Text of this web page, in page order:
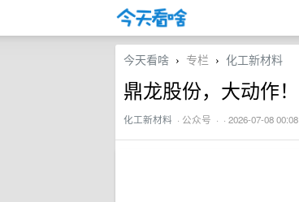
今天看啥 › 专栏 › 化工新材料
鼎龙股份，大动作！
化工新材料 · 公众号 · · 2026-07-08 00:08